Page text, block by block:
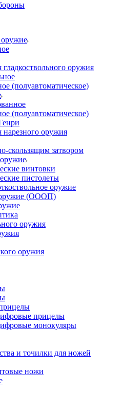
оружие
оружия
(полуавтоматическое)
(полуавтоматическое)
нарезного оружия
скользящим затвором
винтовки
пистолеты
оружие
оружие (ОООП)
оружия
оружия
прицелы
монокуляры
и точилки для ножей
ножи